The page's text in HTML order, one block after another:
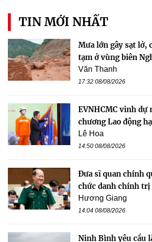
TIN MỚI NHẤT
Mưa lớn gây sạt lở,
tạm ở vùng biên
Văn Thanh
17:32 08/08/2026
EVNHCMC vinh dự
chương Lao động
Lê Hoa
14:50 08/08/2026
Đưa sĩ quan chính
chức danh chính trị
Hương Giang
14:04 08/08/2026
Ninh Bình yêu cầu